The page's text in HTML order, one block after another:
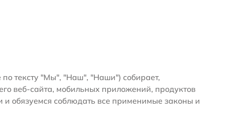
по тексту "Мы", "Наш", "Наши") собирает,
веб-сайта, мобильных приложений, продуктов
обязуемся соблюдать все применимые законы и